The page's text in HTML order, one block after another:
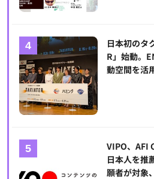
日本初のタ
R」始動。
動空間を活
VIPO、AFI
日本人を推
願者が対象